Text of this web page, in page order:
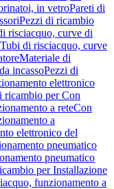
in vetroPareti di
Pezzi di ricambio
risciacquo, curve di
di risciacquo, curve
Materiale di
incassoPezzi di
elettronico
ricambio per Con
a reteCon
a
elettronico del
pneumatico
pneumatico
per Installazione
funzionamento a